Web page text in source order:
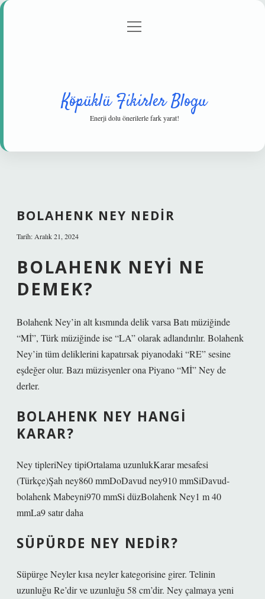
Gizlilik Politikası
menüyü
Köpüklü Fikirler Blogu
Enerji dolu önerilerle fark yarat!
BOLAHENK NEY NEDIR
Tarih: Aralık 21, 2024
BOLAHENK NEYI NE
DEMEK?
Bolahenk Ney’in alt kısmında delik varsa Batı müziğinde
“Mİ”, Türk müziğinde ise “LA” olarak adlandırılır. Bolahenk
Ney’in tüm deliklerini kapatırsak piyanodaki “RE” sesine
eşdeğer olur. Bazı müzisyenler ona Piyano “Mİ” Ney de
derler.
BOLAHENK NEY HANGI
KARAR?
Ney tipleriNey tipiOrtalama uzunlukKarar mesafesi
(Türkçe)Şah ney860 mmDoDavud ney910 mmSiDavud-
bolahenk Mabeyni970 mmSi düzBolahenk Ney1 m 40
mmLa9 satır daha
SÜPÜRDE NEY NEDIR?
Süpürge Neyler kısa neyler kategorisine girer. Telinin
uzunluğu Re’dir ve uzunluğu 58 cm’dir. Ney çalmaya yeni